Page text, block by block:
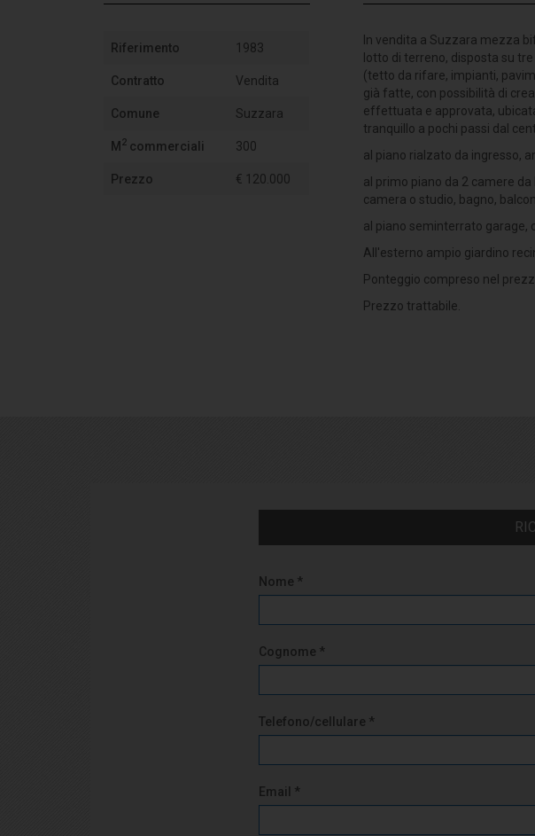
Riferimento 1983
Contratto Vendita
Comune Suzzara
M2 commerciali 300
Prezzo € 120.000
In vendita a Suzzara mezza
lotto di terreno, disposta su
(tetto da rifare, impianti,
già fatte, con possibilità di
effettuata e approvata,
tranquillo a pochi passi dal
al piano rialzato da ingresso,
al primo piano da 2 camere
camera o studio, bagno,
al piano seminterrato garage,
All'esterno ampio giardino
Ponteggio compreso nel
Prezzo trattabile.
Nome *
Cognome *
Telefono/cellulare *
Email *